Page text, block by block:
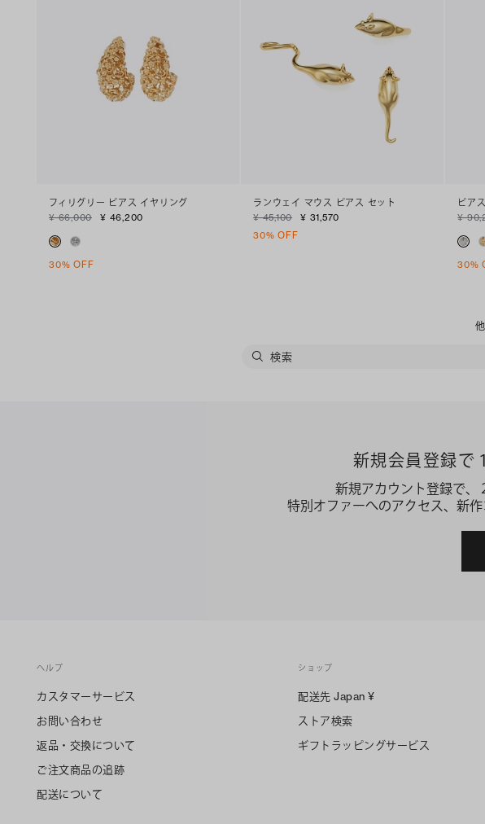
フィリグリー ピアス イヤリング
¥ 66,000
¥ 46,200
30% OFF
ランウェイ マウス ピアス セット
¥ 45,100
¥ 31,570
30% OFF
ピア
¥
30%
新規会員登録で
新規アカウント登録で、
特別オファーへのアクセス、新
ヘルプ
カスタマーサービス
お問い合わせ
返品・交換について
ご注文商品の追跡
配送について
ショップ
配送先 Japan ¥
ストア検索
ギフトラッピングサービス